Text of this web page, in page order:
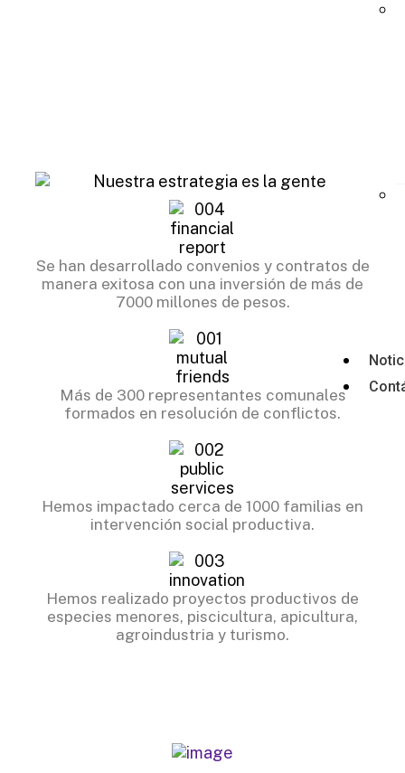
Se han desarrollado convenios y contratos de
manera exitosa con una inversión de más de
7000 millones de pesos.
Más de 300 representantes comunales
formados en resolución de conflictos.
Hemos impactado cerca de 1000 familias en
intervención social productiva.
Hemos realizado proyectos productivos de
especies menores, piscicultura, apicultura,
agroindustria y turismo.